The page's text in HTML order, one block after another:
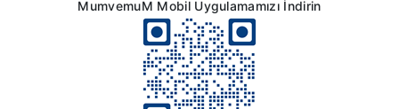
MumvemuM Mobil Uygulamamızı İndirin